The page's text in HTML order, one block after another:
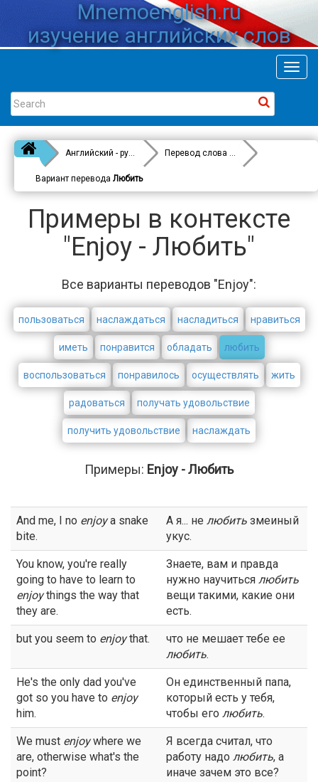
Mnemoenglish.ru
изучение английских слов
Английский - русский Перевод слова
Enjoy
Вариант перевода Любить
Примеры в контексте
"Enjoy - Любить"
Все варианты переводов "Enjoy":
пользоваться наслаждаться насладиться нравиться
иметь понравится обладать любить
воспользоваться понравилось осуществлять жить
радоваться получать удовольствие
получить удовольствие наслаждать
Примеры: Enjoy - Любить
And me, I no enjoya snake
bite.
А я... не любить змеиный
укус.
You know, you're really
going to have to learn to
enjoythings the way that
they are.
Знаете, вам и правда
нужно научиться любить
вещи такими, какие они
есть.
but you seem to enjoythat.
что не мешает тебе ее
любить.
He's the only dad you've
got so you have to enjoy
him.
Он единственный папа,
который есть у тебя,
чтобы его любить.
We must enjoywhere we
are, otherwise what's the
point?
Я всегда считал, что
работу надо любить, а
иначе зачем это все?